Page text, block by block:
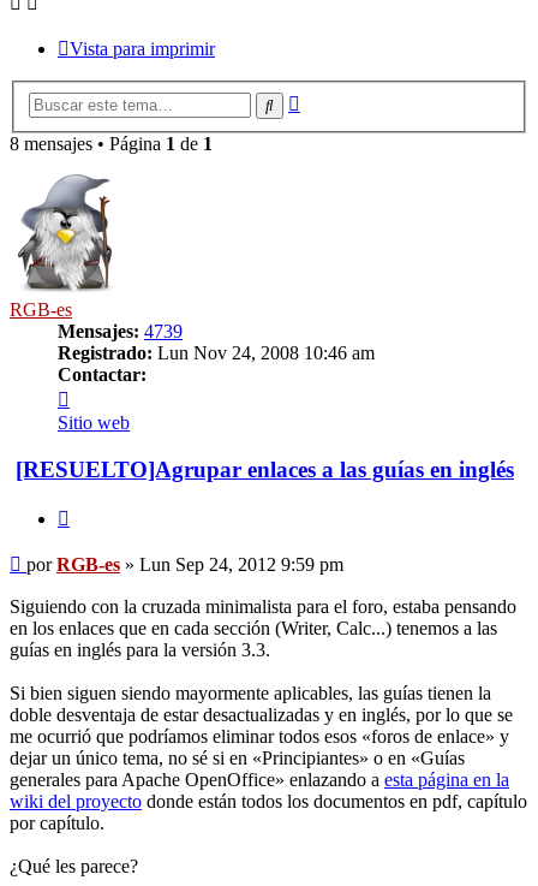
Vista para imprimir
Buscar
8 mensajes • Página 1 de 1
RGB-es
Mensajes: 4739
Registrado: Lun Nov 24, 2008 10:46 am
Contactar:
RGB-
es
Sitio web
[RESUELTO]Agrupar enlaces a las guías en inglés
Mensaje
porRGB-es » Lun Sep 24, 2012 9:59 pm
Siguiendo con la cruzada minimalista para el foro, estaba pensando
en los enlaces que en cada sección (Writer, Calc...) tenemos a las
guías en inglés para la versión 3.3.
Si bien siguen siendo mayormente aplicables, las guías tienen la
doble desventaja de estar desactualizadas y en inglés, por lo que se
me ocurrió que podríamos eliminar todos esos «foros de enlace» y
dejar un único tema, no sé si en «Principiantes» o en «Guías
generales para Apache OpenOffice» enlazando a esta página en la
wiki del proyecto donde están todos los documentos en pdf, capítulo
por capítulo.
¿Qué les parece?